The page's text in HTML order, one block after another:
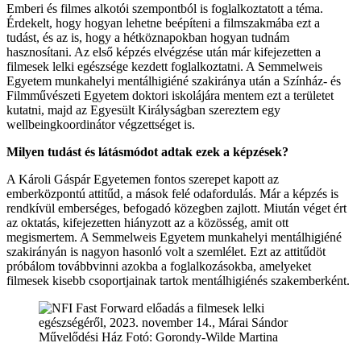
Emberi és filmes alkotói szempontból is foglalkoztatott a téma.
Érdekelt, hogy hogyan lehetne beépíteni a filmszakmába ezt a
tudást, és az is, hogy a hétköznapokban hogyan tudnám
hasznosítani. Az első képzés elvégzése után már kifejezetten a
filmesek lelki egészsége kezdett foglalkoztatni. A Semmelweis
Egyetem munkahelyi mentálhigiéné szakiránya után a Színház- és
Filmművészeti Egyetem doktori iskolájára mentem ezt a területet
kutatni, majd az Egyesült Királyságban szereztem egy
wellbeingkoordinátor végzettséget is.
Milyen tudást és látásmódot adtak ezek a képzések?
A Károli Gáspár Egyetemen fontos szerepet kapott az
emberközpontú attitűd, a mások felé odafordulás. Már a képzés is
rendkívül emberséges, befogadó közegben zajlott. Miután véget ért
az oktatás, kifejezetten hiányzott az a közösség, amit ott
megismertem. A Semmelweis Egyetem munkahelyi mentálhigiéné
szakirányán is nagyon hasonló volt a szemlélet. Ezt az attitűdöt
próbálom továbbvinni azokba a foglalkozásokba, amelyeket
filmesek kisebb csoportjainak tartok mentálhigiénés szakemberként.